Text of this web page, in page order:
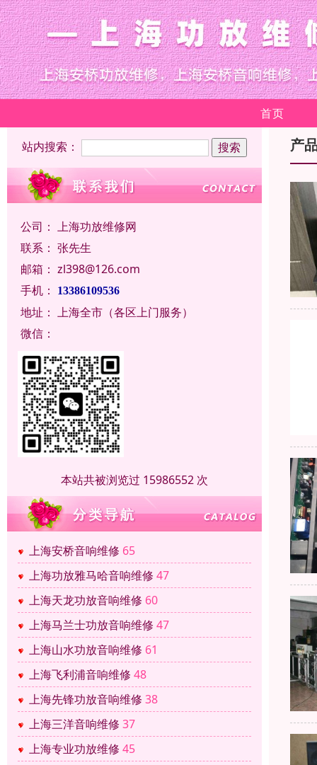
首页
站内搜索：
公司： 上海功放维修网
联系： 张先生
邮箱： zl398@126.com
手机：
13386109536
地址： 上海全市（各区上门服务）
微信：
本站共被浏览过 15986552 次
上海安桥音响维修 65
上海功放雅马哈音响维修 47
上海天龙功放音响维修 60
上海马兰士功放音响维修 47
上海山水功放音响维修 61
上海飞利浦音响维修 48
上海先锋功放音响维修 38
上海三洋音响维修 37
上海专业功放维修 45
产